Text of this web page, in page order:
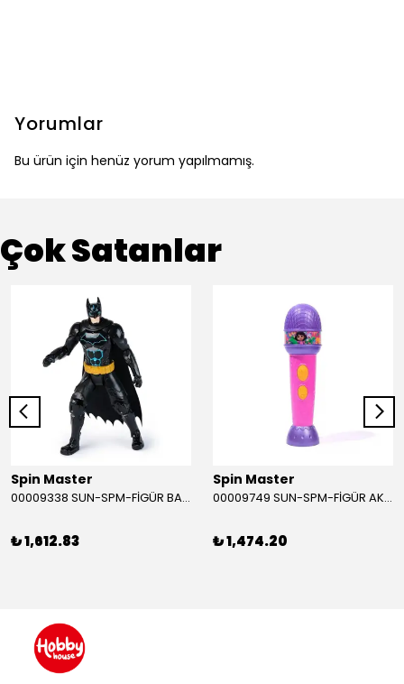
Yorumlar
Bu ürün için henüz yorum yapılmamış.
Çok Satanlar
Spin Master
00009338 SUN-SPM-FİGÜR BATMAN NİNJA STRIKE 30 CM. EXC.
₺ 1,612.83
Spin Master
00009749 SUN-SPM-FİGÜR AKS. DORA MİKROFON YAĞMUR ORMANI RİTMİ (DORA) SESLİ
₺ 1,474.20